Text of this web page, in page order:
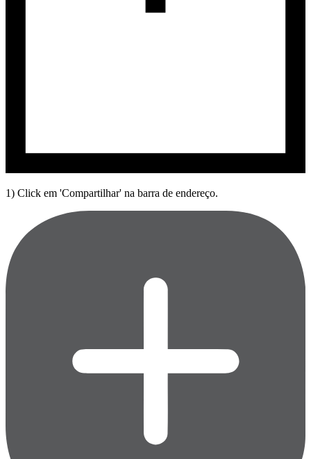
1) Click em 'Compartilhar' na barra de endereço.